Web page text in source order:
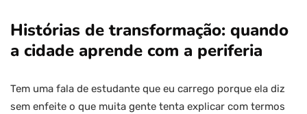
Histórias de transformação: quando
a cidade aprende com a periferia
Tem uma fala de estudante que eu carrego porque ela diz
sem enfeite o que muita gente tenta explicar com termos